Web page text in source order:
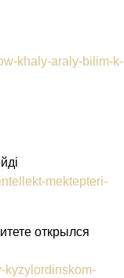
khaly-araly-bilim-k-
mektepteri-
открылся
kyzylordinskom-